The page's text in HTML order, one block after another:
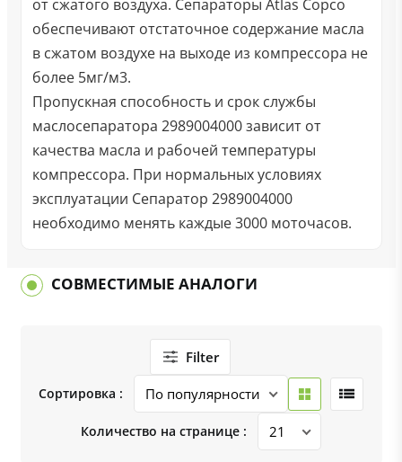
от сжатого воздуха. Сепараторы Atlas Copco
обеспечивают отстаточное содержание масла
в сжатом воздухе на выходе из компрессора не
более 5мг/м3.
Пропускная способность и срок службы
маслосепаратора 2989004000 зависит от
качества масла и рабочей температуры
компрессора. При нормальных условиях
эксплуатации Сепаратор 2989004000
необходимо менять каждые 3000 моточасов.
СОВМЕСТИМЫЕ АНАЛОГИ
Filter
Сортировка :
Количество на странице :